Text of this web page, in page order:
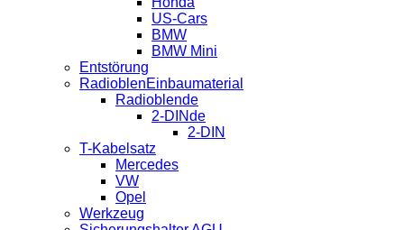
US-Cars
BMW
BMW Mini
Entstörung
RadioblenEinbaumaterial
Radioblende
2-DINde
2-DIN
T-Kabelsatz
Mercedes
VW
Opel
Werkzeug